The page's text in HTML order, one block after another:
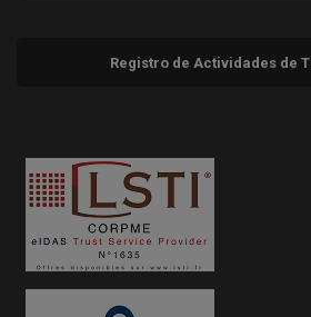
Registro de Actividades de